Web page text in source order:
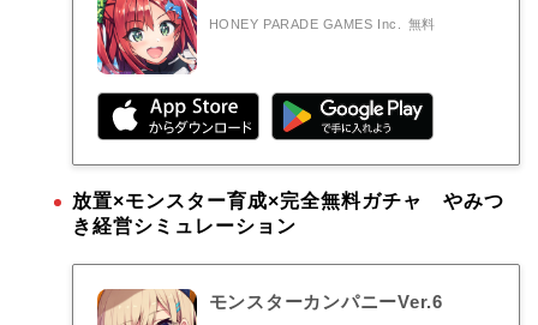
HONEY PARADE GAMES Inc. 無料
放置×モンスター育成×完全無料ガチャ やみつ
き経営シミュレーション
モンスターカンパニーVer.6